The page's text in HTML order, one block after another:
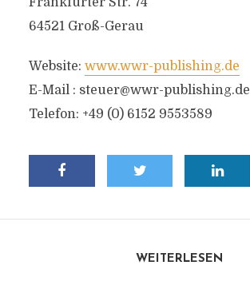
64521 Groß-Gerau
Website: www.wwr-publishing.de
E-Mail : steuer@wwr-publishing.de
Telefon: +49 (0) 6152 9553589
WEITERLESEN